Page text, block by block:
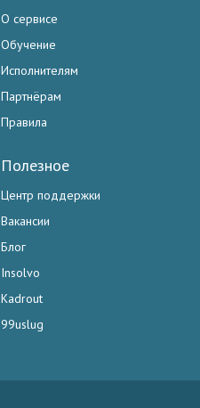
О сервисе
Обучение
Исполнителям
Партнёрам
Правила
Полезное
Центр поддержки
Вакансии
Блог
Insolvo
Kadrout
99uslug